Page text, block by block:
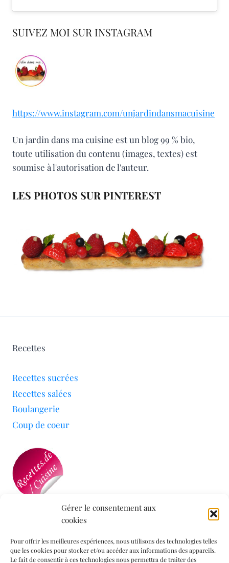
Gérer le consentement aux
cookies
Pour offrir les meilleures expériences, nous utilisons des technologies telles
que les cookies pour stocker et/ou accéder aux informations des appareils.
Le fait de consentir à ces technologies nous permettra de traiter des
SUIVEZ MOI SUR INSTAGRAM
https://www.instagram.com/unjardindansmacuisine
Un jardin dans ma cuisine est un blog 99 % bio,
toute utilisation du contenu (images, textes) est
soumise à l'autorisation de l'auteur.
LES PHOTOS SUR PINTEREST
Recettes
Recettes sucrées
Recettes salées
Boulangerie
Coup de coeur
Mon blog a été sélectionné par le site